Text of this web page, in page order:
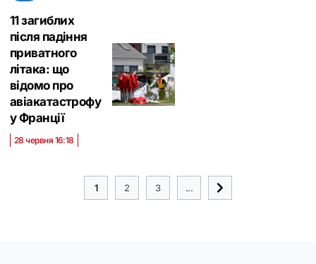
11 загиблих
після падіння
приватного
літака: що
відомо про
авіакатастрофу
у Франції
28 червня 16:18
1 2 3 ...